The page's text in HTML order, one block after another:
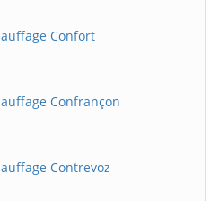
Confort
Confrançon
Contrevoz